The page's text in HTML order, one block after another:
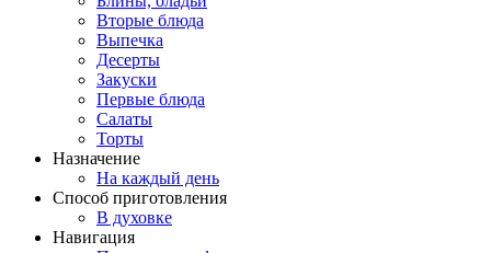
Вторые блюда
Выпечка
Десерты
Закуски
Первые блюда
Салаты
Торты
Назначение
На каждый день
Способ приготовления
В духовке
Навигация